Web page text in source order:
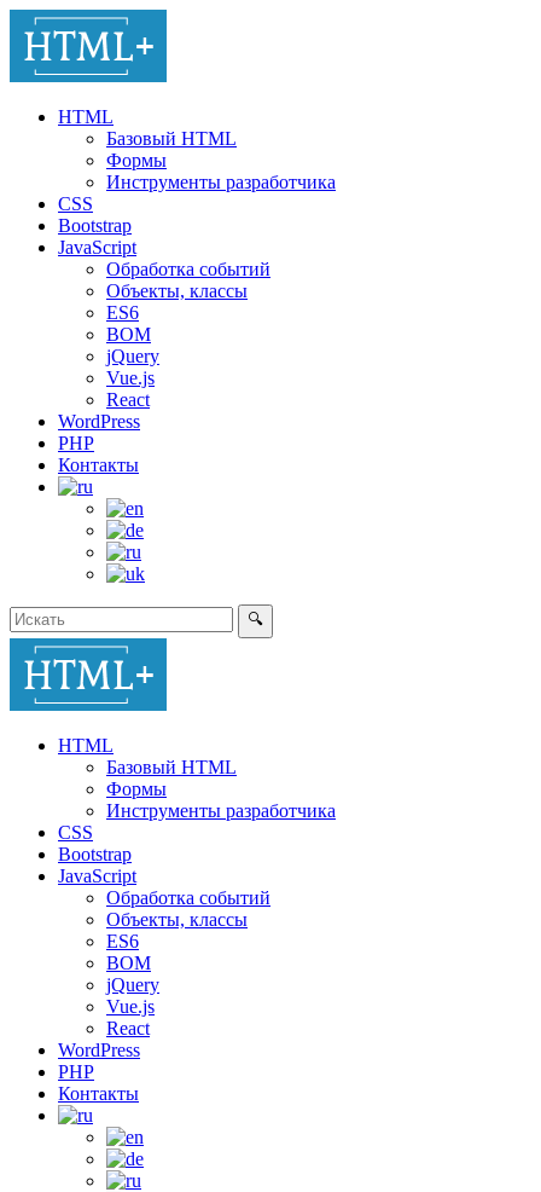
HTML
Базовый HTML
Формы
Инструменты разработчика
CSS
Bootstrap
JavaScript
Обработка событий
Объекты, классы
ES6
BOM
jQuery
Vue.js
React
WordPress
PHP
Контакты
🔍
HTML
Базовый HTML
Формы
Инструменты разработчика
CSS
Bootstrap
JavaScript
Обработка событий
Объекты, классы
ES6
BOM
jQuery
Vue.js
React
WordPress
PHP
Контакты